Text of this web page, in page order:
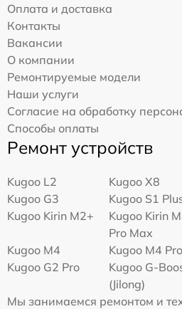
Оплата и доставка
Контакты
Вакансии
О компании
Ремонтируемые модели
Наши услуги
Согласие на обработку
Способы оплаты
Ремонт устройств
Kugoo L2
Kugoo X8
Kugoo G3
Kugoo S1
Kugoo Kirin M2+
Kugoo Kirin
Pro Max
Kugoo M4
Kugoo M4 Pro
Kugoo G2 Pro
Kugoo G-
(Jilong)
Мы занимаемся ремонтом и